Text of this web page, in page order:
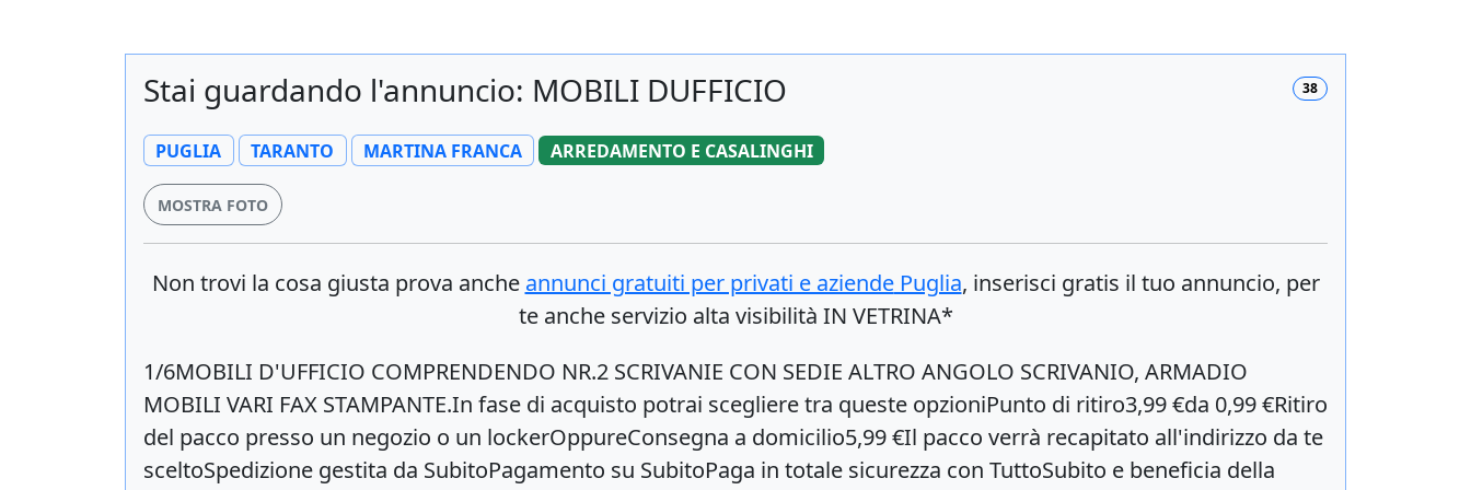
38
Stai guardando l'annuncio: MOBILI DUFFICIO
PUGLIA TARANTO MARTINA FRANCA ARREDAMENTO E CASALINGHI
MOSTRA FOTO
Non trovi la cosa giusta prova anche annunci gratuiti per privati e aziendePuglia, inserisci gratis il tuo annuncio, per
te anche servizio alta visibilità IN VETRINA*
1/6MOBILI D'UFFICIO COMPRENDENDO NR.2 SCRIVANIE CON SEDIE ALTRO ANGOLO SCRIVANIO, ARMADIO
MOBILI VARI FAX STAMPANTE.In fase di acquisto potrai scegliere tra queste opzioniPunto di ritiro3,99 €da 0,99 €Ritiro
del pacco presso un negozio o un lockerOppureConsegna a domicilio5,99 €Il pacco verrà recapitato all'indirizzo da te
sceltoSpedizione gestita da SubitoPagamento su SubitoPaga in totale sicurezza con TuttoSubito e beneficia della